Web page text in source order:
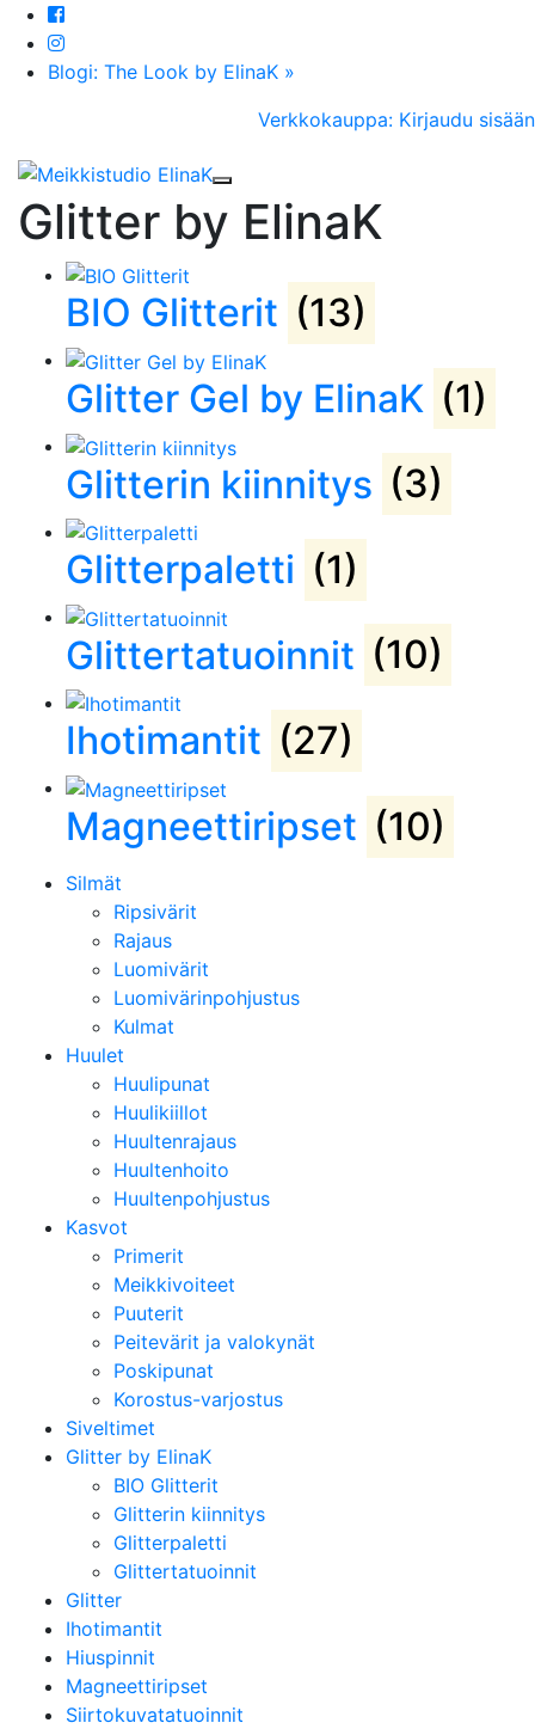
Blogi: The Look by ElinaK »
Verkkokauppa: Kirjaudu sisään
Glitter by ElinaK
BIO Glitterit (13)
Glitter Gel by ElinaK (1)
Glitterin kiinnitys (3)
Glitterpaletti (1)
Glittertatuoinnit (10)
Ihotimantit (27)
Magneettiripset (10)
Silmät
Ripsivärit
Rajaus
Luomivärit
Luomivärinpohjustus
Kulmat
Huulet
Huulipunat
Huulikiillot
Huultenrajaus
Huultenhoito
Huultenpohjustus
Kasvot
Primerit
Meikkivoiteet
Puuterit
Peitevärit ja valokynät
Poskipunat
Korostus-varjostus
Siveltimet
Glitter by ElinaK
BIO Glitterit
Glitterin kiinnitys
Glitterpaletti
Glittertatuoinnit
Glitter
Ihotimantit
Hiuspinnit
Magneettiripset
Siirtokuvatatuoinnit